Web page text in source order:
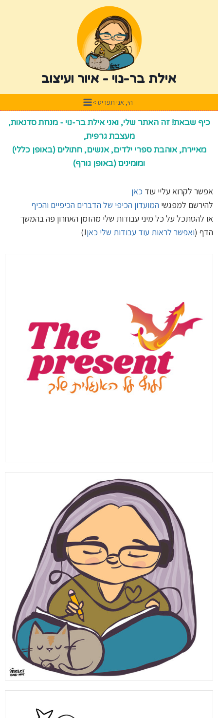
אילת בר-נוי - איור ועיצוב
הי, אני תפריט >
כיף שבאת! זה האתר שלי, ואני אילת בר-נוי - מנחת סדנאות,
מעצבת גרפית,
מאיירת, אוהבת ספרי ילדים, אנשים, חתולים (באופן כללי)
ומומינים (באופן גורף)
אפשר לקרוא עליי עוד כאן
להירשם למפגשי המועדון הכיפי של הדברים הכיפיים והכיף
או להסתכל על כל מיני עבודות שלי מהזמן האחרון פה בהמשך
הדף (ואפשר לראות עוד עבודות שלי כאן!)